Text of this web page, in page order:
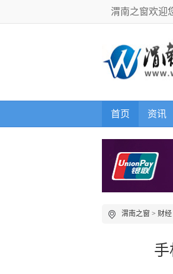
渭南之窗欢迎
首页 资讯
渭南之窗 > 财经